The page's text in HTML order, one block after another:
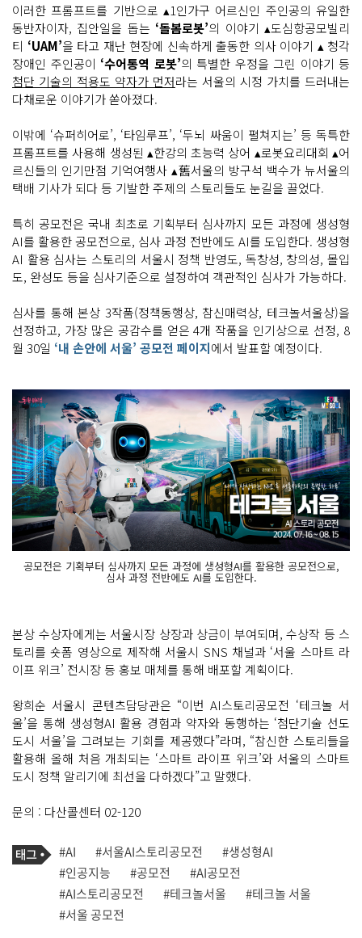
이러한 프롬프트를 기반으로 ▴1인가구 어르신인 주인공의 유일한
동반자이자, 집안일을 돕는 ‘돌봄로봇’의 이야기 ▴도심항공모빌리
티 ‘UAM’을 타고 재난 현장에 신속하게 출동한 의사 이야기 ▴ 청각
장애인 주인공이 ‘수어통역 로봇’의 특별한 우정을 그린 이야기 등
첨단 기술의 적용도 약자가 먼저라는 서울의 시정 가치를 드러내는
다채로운 이야기가 쏟아졌다.
이밖에 ‘슈퍼히어로’, ‘타임루프’, ‘두뇌 싸움이 펼쳐지는’ 등 독특한
프롬프트를 사용해 생성된 ▴한강의 초능력 상어 ▴로봇요리대회 ▴어
르신들의 인기만점 기억여행사 ▴舊서울의 방구석 백수가 뉴서울의
택배 기사가 되다 등 기발한 주제의 스토리들도 눈길을 끌었다.
특히 공모전은 국내 최초로 기획부터 심사까지 모든 과정에 생성형
AI를 활용한 공모전으로, 심사 과정 전반에도 AI를 도입한다. 생성형
AI 활용 심사는 스토리의 서울시 정책 반영도, 독창성, 창의성, 몰입
도, 완성도 등을 심사기준으로 설정하여 객관적인 심사가 가능하다.
심사를 통해 본상 3작품(정책동행상, 참신매력상, 테크놀서울상)을
선정하고, 가장 많은 공감수를 얻은 4개 작품을 인기상으로 선정, 8
월 30일 ‘내 손안에 서울’ 공모전 페이지에서 발표할 예정이다.
공모전은 기획부터 심사까지 모든 과정에 생성형AI를 활용한 공모전으로,
심사 과정 전반에도 AI를 도입한다.
본상 수상자에게는 서울시장 상장과 상금이 부여되며, 수상작 등 스
토리를 숏폼 영상으로 제작해 서울시 SNS 채널과 ‘서울 스마트 라
이프 위크’ 전시장 등 홍보 매체를 통해 배포할 계획이다.
왕희순 서울시 콘텐츠담당관은 “이번 AI스토리공모전 ‘테크놀 서
울’을 통해 생성형AI 활용 경험과 약자와 동행하는 ‘첨단기술 선도
도시 서울’을 그려보는 기회를 제공했다”라며, “참신한 스토리들을
활용해 올해 처음 개최되는 ‘스마트 라이프 위크’와 서울의 스마트
도시 정책 알리기에 최선을 다하겠다”고 말했다.
문의 : 다산콜센터 02-120
기
사
관
련
태
그
태
그
#AI #서울AI스토리공모전
#생성형AI
#인공지능
#공모전
#AI공모전
#AI스토리공모전
#테크놀서울
#테크놀 서울
#서울 공모전